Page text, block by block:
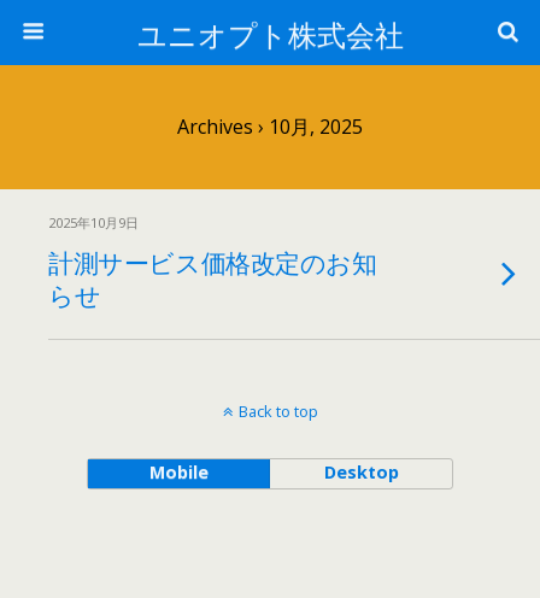
ユニオプト株式会社
Archives › 10月, 2025
2025年10月9日
計測サービス価格改定のお知
らせ
Back to top
Mobile Desktop